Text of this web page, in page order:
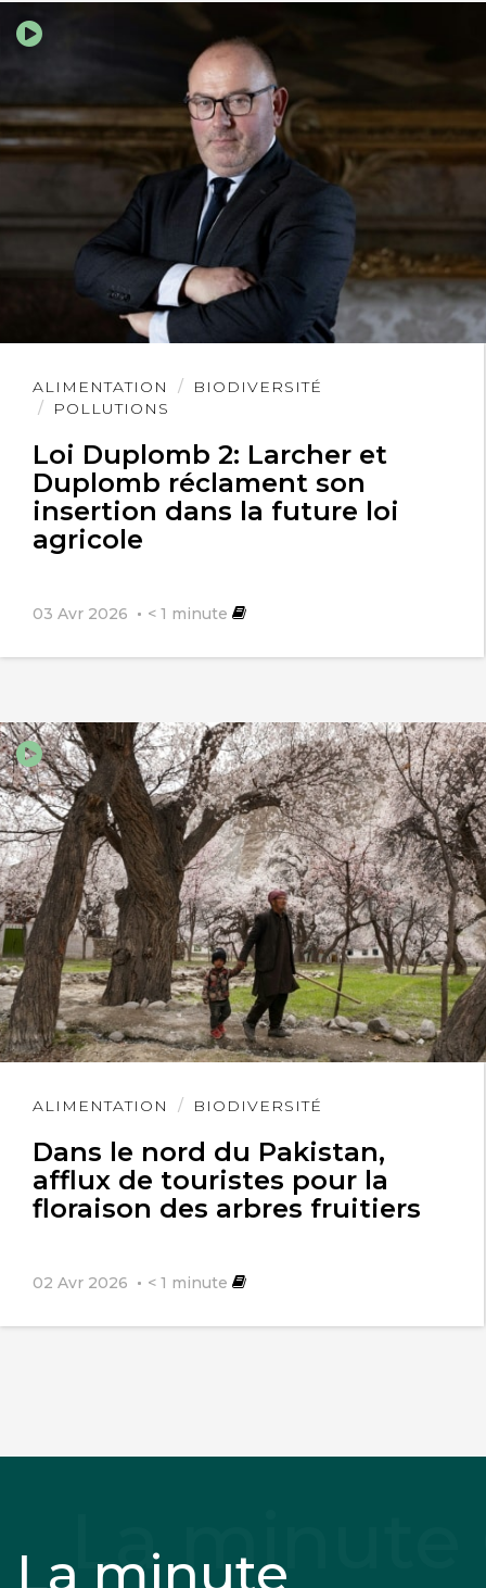
ALIMENTATION
BIODIVERSITÉ
POLLUTIONS
Loi Duplomb 2: Larcher et
Duplomb réclament son
insertion dans la future loi
agricole
03 Avr 2026 < 1 minute
Lire
l'article
ALIMENTATION BIODIVERSITÉ
Dans le nord du Pakistan,
afflux de touristes pour la
floraison des arbres fruitiers
02 Avr 2026 < 1 minute
Lire
La minute